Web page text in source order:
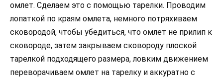
омлет. Сделаем это с помощью тарелки. Проводим
лопаткой по краям омлета, немного потряхиваем
сковородой, чтобы убедиться, что омлет не прилип к
сковороде, затем закрываем сковороду плоской
тарелкой подходящего размера, ловким движением
переворачиваем омлет на тарелку и аккуратно с